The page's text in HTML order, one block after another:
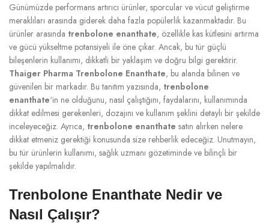
Günümüzde performans artırıcı ürünler, sporcular ve vücut geliştirme
meraklıları arasında giderek daha fazla popülerlik kazanmaktadır. Bu
ürünler arasında trenbolone enanthate, özellikle kas kütlesini artırma
ve gücü yükseltme potansiyeli ile öne çıkar. Ancak, bu tür güçlü
bileşenlerin kullanımı, dikkatli bir yaklaşım ve doğru bilgi gerektirir.
Thaiger Pharma Trenbolone Enanthate, bu alanda bilinen ve
güvenilen bir markadır. Bu tanıtım yazısında, trenbolone
enanthate‘in ne olduğunu, nasıl çalıştığını, faydalarını, kullanımında
dikkat edilmesi gerekenleri, dozajını ve kullanım şeklini detaylı bir şekilde
inceleyeceğiz. Ayrıca, trenbolone enanthate satın alırken nelere
dikkat etmeniz gerektiği konusunda size rehberlik edeceğiz. Unutmayın,
bu tür ürünlerin kullanımı, sağlık uzmanı gözetiminde ve bilinçli bir
şekilde yapılmalıdır.
Trenbolone Enanthate Nedir ve
Nasıl Çalışır?